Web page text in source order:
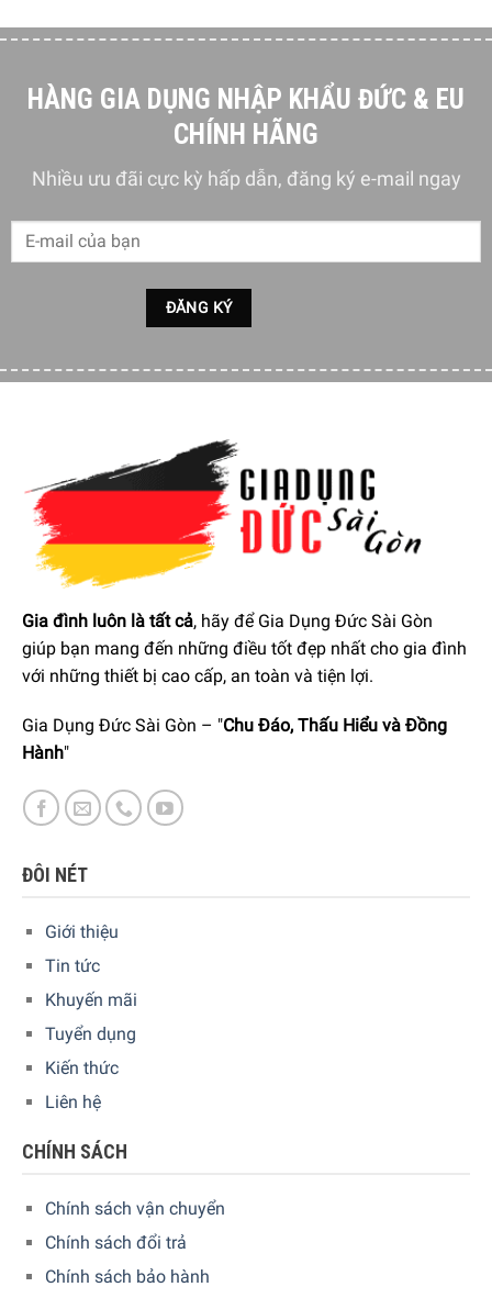
Ưu điểm và tính năng của máy xay nấu sữa hạt tự động
Medion MD 19888
Mang lại sự linh hoạt tối ưu cho người sử dụng khi sử
tích cối xay lên tới 1200ml, bạn chỉ cần thêm nguyên liệu
Medion MD 19888 sẽ lo phần còn lại. Bận sẽ nhận được
những cốc sữa hạt, sinh tố thơm ngon sau thời gian máy
vận hành.
Các chương trình tự động, các phím thao tác, thời gian vận
hành đều được hiển thị một cách trực quan trên phần điều
khiển phía trước của Medion MD 19888. Các thao tác trên
chiếc máy này thật sự dễ dàng, ngay cả cho những người
HÀNG GIA DỤNG NHẬP KHẨU ĐỨC & EU
CHÍNH HÃNG
Nhiều ưu đãi cực kỳ hấp dẫn, đăng ký e-mail ngay
Gia đình luôn là tất cả, hãy để Gia Dụng Đức Sài Gòn
giúp bạn mang đến những điều tốt đẹp nhất cho gia đình
với những thiết bị cao cấp, an toàn và tiện lợi.
Gia Dụng Đức Sài Gòn – "Chu Đáo, Thấu Hiểu và Đồng
Hành"
ĐÔI NÉT
Giới thiệu
Tin tức
Khuyến mãi
Tuyển dụng
Kiến thức
Liên hệ
CHÍNH SÁCH
Chính sách vận chuyển
Chính sách đổi trả
Chính sách bảo hành